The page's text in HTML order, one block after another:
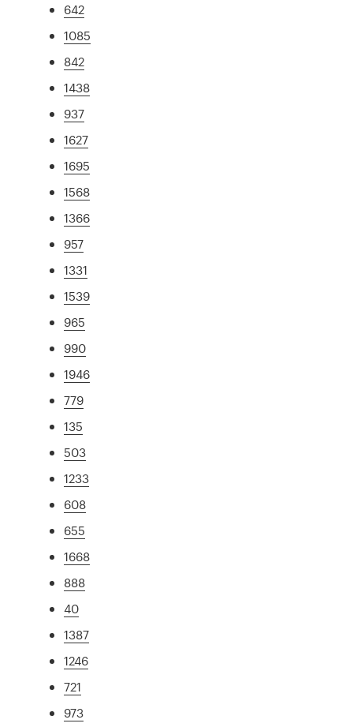
642
1085
842
1438
937
1627
1695
1568
1366
957
1331
1539
965
990
1946
779
135
503
1233
608
655
1668
888
40
1387
1246
721
973